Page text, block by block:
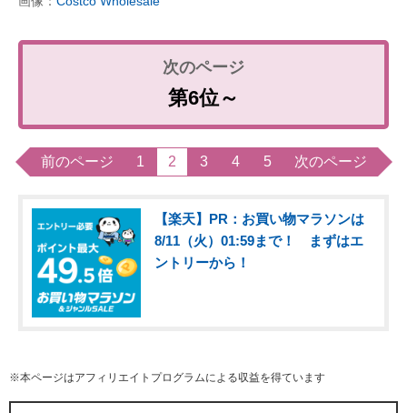
第6位～
前のページ 1 2 3 4 5 次のページ
【楽天】PR：お買い物マラソンは
8/11（火）01:59まで！ まずはエ
ントリーから！
※本ページはアフィリエイトプログラムによる収益を得ています